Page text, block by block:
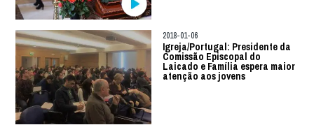
2018-01-06
Igreja/Portugal: Presidente da
Comissão Episcopal do
Laicado e Família espera maior
atenção aos jovens